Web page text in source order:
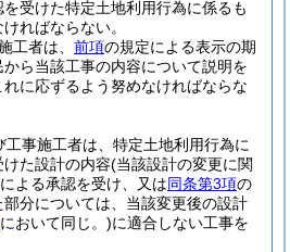
受けた特定土地利用行為に係るも
ればならない。
工者は、 前項の規定による表示の期
ら当該工事の内容について説明を
に応ずるよう努めなければならな
工事施工者は、特定土地利用行為に
た設計の内容(当該設計の変更に関
よる承認を受け、又は同条第3項の
分については、当該変更後の設計
において同じ。)に適合しない工事を